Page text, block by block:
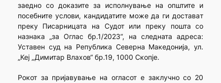
заедно со доказите за исполнување на општите и
посебните услови, кандидатите може да ги доставaт
преку Писарницата на Судот или преку пошта со
назнака „за Оглас бр.1/2023“, на следната адреса:
Уставен суд на Република Северна Македонија, ул.
„Кеј „Димитар Влахов“ бр.19, 1000 Скопје.
Рокот за пријавување на огласот е заклучно со 20